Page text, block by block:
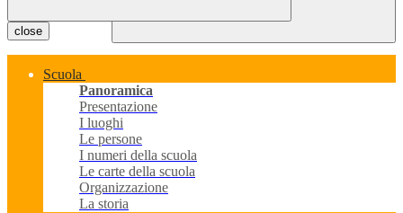
close
Scuola
Panoramica
Presentazione
I luoghi
Le persone
I numeri della scuola
Le carte della scuola
Organizzazione
La storia